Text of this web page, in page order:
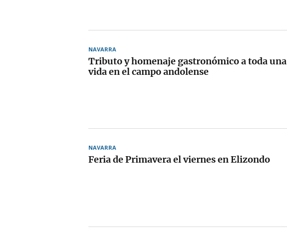
NAVARRA
Tributo y homenaje gastronómico a toda una
vida en el campo andolense
NAVARRA
Feria de Primavera el viernes en Elizondo